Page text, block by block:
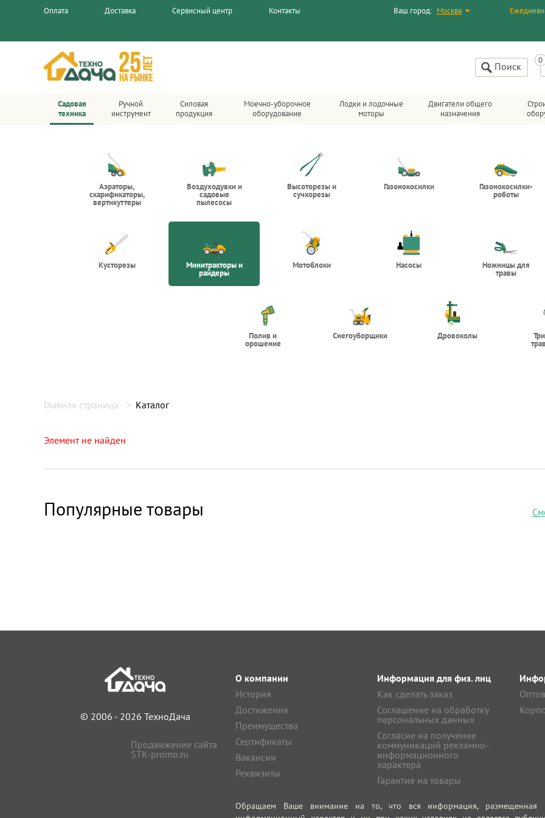
Оплата Доставка Сервисный центр Контакты Ваш город: Москва
Поиск
Садовая
техника
Ручной
инструмент
Силовая
продукция
Моечно-уборочное
оборудование
Лодки и лодочные
моторы
Двигатели общего
назначения
Аэраторы,
скарификаторы,
вертикуттеры
Воздуходувки и
садовые
пылесосы
Высоторезы и
сучкорезы
Газонокосилки Газонокосилки-
роботы
Кусторезы Минитракторы и
райдеры
Мотоблоки Насосы Ножницы для
травы
Полив и
орошение
Снегоуборщики Дровоколы
Главная страница Каталог
Элемент не найден
Популярные товары
© 2006 - 2026 ТехноДача
Продвижение сайта
STK-promo.ru
О компании
История
Достижения
Преимущества
Сертификаты
Вакансии
Реквизиты
Информация для физ. лиц
Как сделать заказ
Соглашение на обработку
персональных данных
Согласие на получение
коммуникаций рекламно-
информационного
характера
Гарантия на товары
Обращаем Ваше внимание на то, что вся информация, размещенная